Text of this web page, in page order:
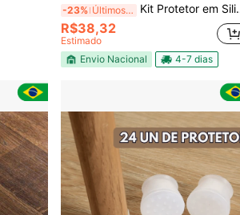
-23% Últimos 2 dias Kit Protetor em Silicone Ponteira Pé Cadeira Mesa Sofá Cama Pézinho Antiderrapante
R$38,32
Estimado
Envio Nacional
4-7 dias